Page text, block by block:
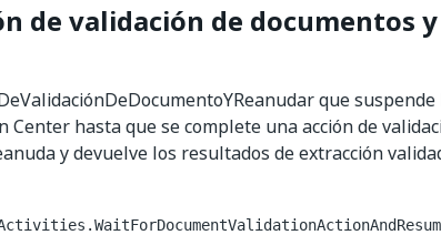
de validación de documentos y
que
Center hasta que se complete una acción de
y devuelve los resultados de extracción